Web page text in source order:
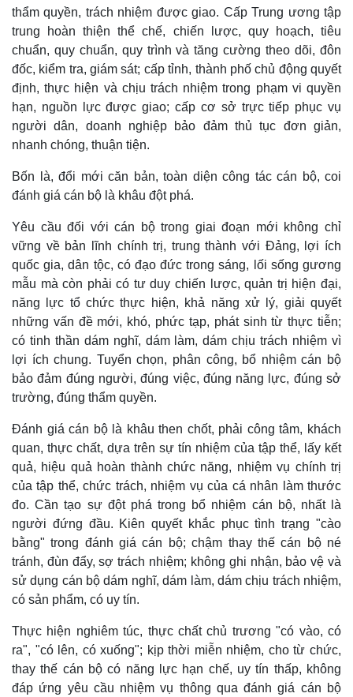
Kinh tế
Bất động sản
Khởi nghiệp
Thị trường
Giá vàng
Tiêu dùng
Tỷ giá
Chứng khoán
Giá cà phê
thẩm quyền, trách nhiệm được giao. Cấp Trung ương tập
trung hoàn thiện thể chế, chiến lược, quy hoạch, tiêu
chuẩn, quy chuẩn, quy trình và tăng cường theo dõi, đôn
đốc, kiểm tra, giám sát; cấp tỉnh, thành phố chủ động quyết
định, thực hiện và chịu trách nhiệm trong phạm vi quyền
hạn, nguồn lực được giao; cấp cơ sở trực tiếp phục vụ
người dân, doanh nghiệp bảo đảm thủ tục đơn giản,
nhanh chóng, thuận tiện.
Bốn là, đổi mới căn bản, toàn diện công tác cán bộ, coi
đánh giá cán bộ là khâu đột phá.
Yêu cầu đối với cán bộ trong giai đoạn mới không chỉ
vững về bản lĩnh chính trị, trung thành với Đảng, lợi ích
quốc gia, dân tộc, có đạo đức trong sáng, lối sống gương
mẫu mà còn phải có tư duy chiến lược, quản trị hiện đại,
năng lực tổ chức thực hiện, khả năng xử lý, giải quyết
những vấn đề mới, khó, phức tạp, phát sinh từ thực tiễn;
có tinh thần dám nghĩ, dám làm, dám chịu trách nhiệm vì
lợi ích chung. Tuyển chọn, phân công, bổ nhiệm cán bộ
bảo đảm đúng người, đúng việc, đúng năng lực, đúng sở
trường, đúng thẩm quyền.
Đánh giá cán bộ là khâu then chốt, phải công tâm, khách
quan, thực chất, dựa trên sự tín nhiệm của tập thể, lấy kết
quả, hiệu quả hoàn thành chức năng, nhiệm vụ chính trị
của tập thể, chức trách, nhiệm vụ của cá nhân làm thước
đo. Cần tạo sự đột phá trong bổ nhiệm cán bộ, nhất là
người đứng đầu. Kiên quyết khắc phục tình trạng "cào
bằng" trong đánh giá cán bộ; chậm thay thế cán bộ né
tránh, đùn đẩy, sợ trách nhiệm; không ghi nhận, bảo vệ và
sử dụng cán bộ dám nghĩ, dám làm, dám chịu trách nhiệm,
có sản phẩm, có uy tín.
Thực hiện nghiêm túc, thực chất chủ trương "có vào, có
ra", "có lên, có xuống"; kịp thời miễn nhiệm, cho từ chức,
thay thế cán bộ có năng lực hạn chế, uy tín thấp, không
đáp ứng yêu cầu nhiệm vụ thông qua đánh giá cán bộ